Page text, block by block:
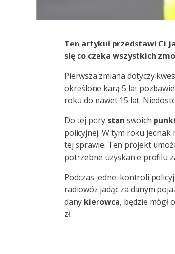
Ten artykuł przedstawi Ci
się co czeka wszystkich
Pierwsza zmiana dotyczy
określone karą 5 lat
roku do nawet 15 lat.
Do tej pory stan swoich
policyjnej. W tym roku jednak
tej sprawie. Ten projekt
potrzebne uzyskanie profilu
Podczas jednej kontroli
radiowóz jadąc za danym
dany kierowca, będzie mógł
zł.